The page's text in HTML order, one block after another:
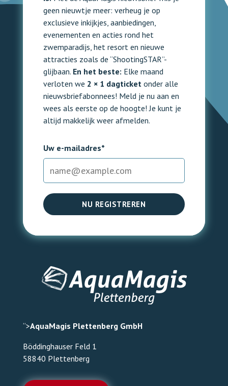
geen nieuwtje meer: verheug je op
exclusieve inkijkjes, aanbiedingen,
evenementen en acties rond het
zwemparadijs, het resort en nieuwe
attracties zoals de “ShootingSTAR”-
glijbaan. En het beste: Elke maand
verloten we 2 × 1 dagticket onder alle
nieuwsbriefabonnees! Meld je nu aan en
wees als eerste op de hoogte! Je kunt je
altijd makkelijk weer afmelden.
Uw e-mailadres*
NU REGISTREREN
“>AquaMagis Plettenberg GmbH
Böddinghauser Feld 1
58840 Plettenberg